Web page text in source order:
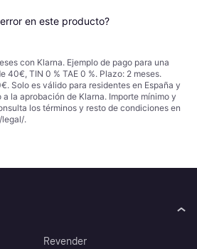
en este producto?
con Klarna. Ejemplo de pago para una
40€, TIN 0 % TAE 0 %. Plazo: 2 meses.
Solo es válido para residentes en España y
a la aprobación de Klarna. Importe mínimo y
los términos y resto de condiciones en
legal/.
Revender